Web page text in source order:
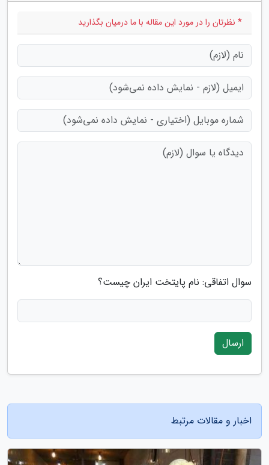
* نظرتان را در مورد این مقاله با ما درمیان بگذارید
سوال اتفاقی: نام پایتخت ایران چیست؟
ارسال
اخبار و مقالات مرتبط